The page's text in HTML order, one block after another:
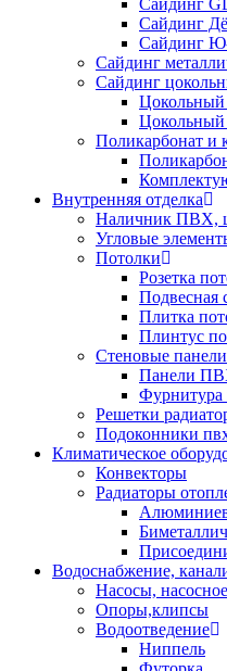
Сайдинг
Сайдинг
Сайдинг
Сайдинг
Сайдинг
Цокольный
Поликарбонат и
Внутренняя отделка
Наличник ПВХ,
Угловые
Потолки
Розетка
Подвесная
Плитка
Плинтус
Стеновые панели
Панели
Решетки
Подоконники
Климатическое
Конвекторы
Радиаторы
Водоснабжение,
Насосы,
Опоры,клипсы
Водоотведение
Ниппель